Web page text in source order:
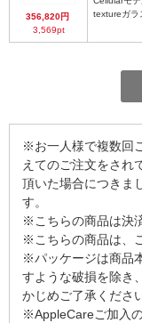
356,820円
3,569pt
textureガラ
※お一人様で複数回
えてのご注文をされ
頂いた場合につきま
す。
※こちらの商品は決
※こちらの商品は、
※パッケージは商品
すような破損を除き
かじめご了承くださ
※AppleCareご加入